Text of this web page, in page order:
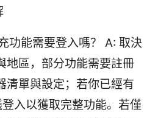
功能需要登入嗎？ A: 取決
地區，部分功能需要註冊
清單與設定；若你已經有
入以獲取完整功能。若僅